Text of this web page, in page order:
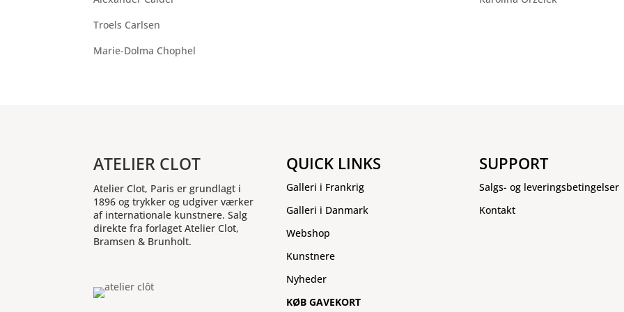
Troels Carlsen
Marie-Dolma Chophel
ATELIER CLOT
Atelier Clot, Paris er grundlagt i
1896 og trykker og udgiver værker
af internationale kunstnere. Salg
direkte fra forlaget Atelier Clot,
Bramsen & Brunholt.
QUICK LINKS
Galleri i Frankrig
Galleri i Danmark
Webshop
Kunstnere
Nyheder
KØB GAVEKORT
SUPPORT
Salgs- og leveringsbetingelser
Kontakt